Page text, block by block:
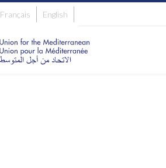
English
Français